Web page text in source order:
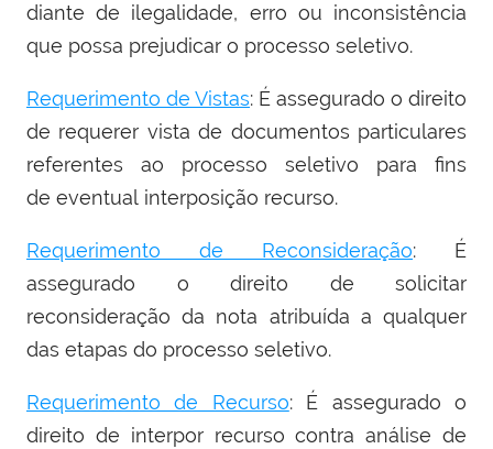
diante de ilegalidade, erro ou inconsistência
que possa prejudicar o processo seletivo.
Requerimento de Vistas: É assegurado o direito
de requerer vista de documentos particulares
referentes ao processo seletivo para fins
de eventual interposição recurso.
Requerimento de Reconsideração: É
assegurado o direito de solicitar
reconsideração da nota atribuída a qualquer
das etapas do processo seletivo.
Requerimento de Recurso: É assegurado o
direito de interpor recurso contra análise de